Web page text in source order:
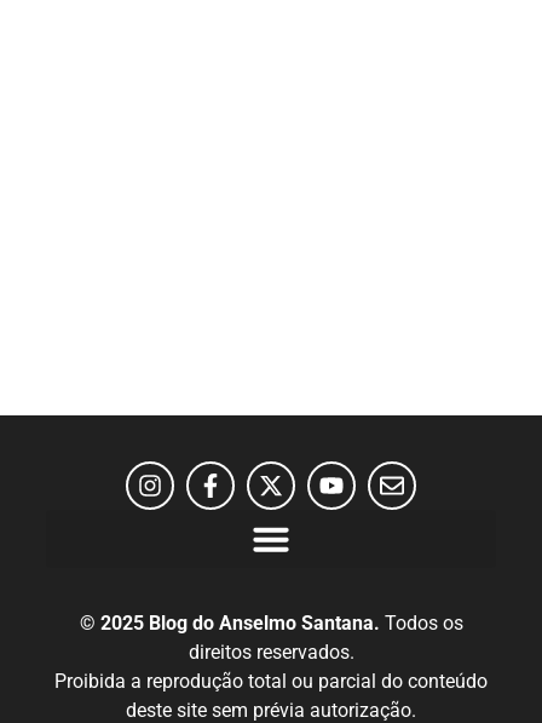
© 2025 Blog do Anselmo Santana. Todos os
direitos reservados.
Proibida a reprodução total ou parcial do conteúdo
deste site sem prévia autorização.